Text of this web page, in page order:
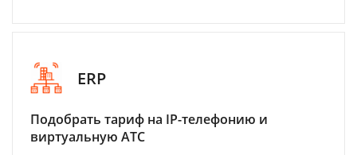
ERP
Подобрать тариф на IP-телефонию и
виртуальную АТС